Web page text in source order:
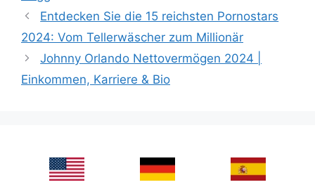
Entdecken Sie die 15 reichsten Pornostars
2024: Vom Tellerwäscher zum Millionär
Johnny Orlando Nettovermögen 2024 |
Einkommen, Karriere & Bio